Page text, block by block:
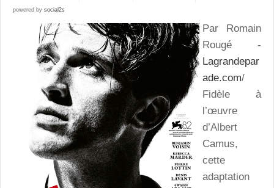
powered by social2s
Par Romain
Rougé -
Lagrandepar
ade.com/
Fidèle à
l’œuvre
d’Albert
Camus,
cette
adaptation